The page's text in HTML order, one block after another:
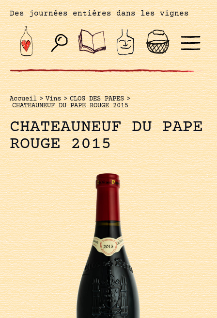
Des journées entières dans les vignes
Accueil > Vins > CLOS DES PAPES >
CHATEAUNEUF DU PAPE ROUGE 2015
CHATEAUNEUF DU PAPE
ROUGE 2015